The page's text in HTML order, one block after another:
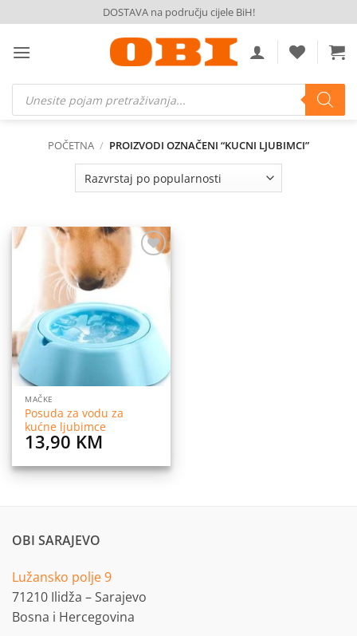
to
content
DOSTAVA na području cijele BiH!
Products
search
POČETNA / PROIZVODI OZNAČENI “KUCNI LJUBIMCI”
MAČKE
Posuda za vodu za
kućne ljubimce
13,90 KM
OBI SARAJEVO
Lužansko polje 9
71210 Ilidža – Sarajevo
Bosna i Hercegovina